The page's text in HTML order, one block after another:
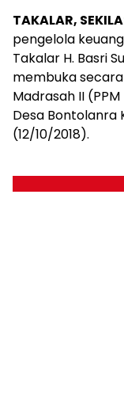
TAKALAR,
pengelola
Takalar H. Basri
membuka
Madrasah II
Desa Bontolanra
(12/10/2018).